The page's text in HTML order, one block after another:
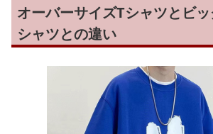
オーバーサイズTシャツとビ
シャツとの違い